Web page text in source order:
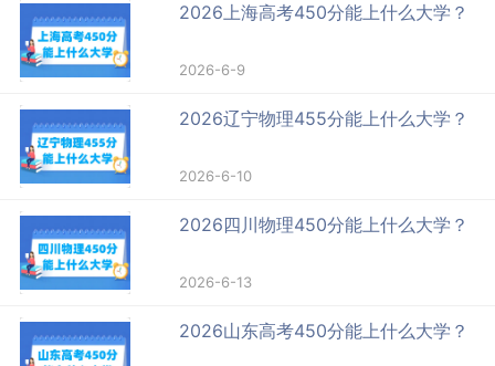
2026上海高考450分能上什么大学？
2026-6-9
2026辽宁物理455分能上什么大学？
2026-6-10
2026四川物理450分能上什么大学？
2026-6-13
2026山东高考450分能上什么大学？